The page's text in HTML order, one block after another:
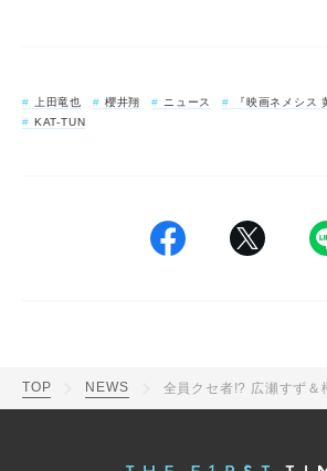
上田竜也 櫻井翔 ニュース 『映画ネメシス
KAT-TUN
TOP NEWS